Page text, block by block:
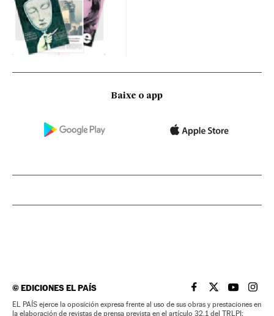
Baixe o app
©EDICIONES EL PAÍS EL PAÍS BRASIL EN
EL PAÍSEL PAÍS
EL
EL PAÍS ejerce la oposición expresa frente al uso de sus obras y prestaciones en
la elaboración de revistas de prensa prevista en el artículo 32.1 del TRLPI;